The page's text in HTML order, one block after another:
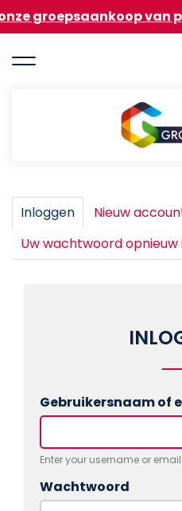
en
de
groepsaankoop van
Groupasol
Primaire
tabs
Inloggen (actieve
tabblad)
Nieuw
Uw wachtwoord
Gebruikersnaam of
Enter your username or
Wachtwoord